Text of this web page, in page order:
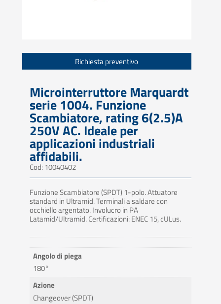
Richiesta preventivo
Microinterruttore Marquardt
serie 1004. Funzione
Scambiatore, rating 6(2.5)A
250V AC. Ideale per
applicazioni industriali
affidabili.
Cod: 10040402
Funzione Scambiatore (SPDT) 1-polo. Attuatore
standard in Ultramid. Terminali a saldare con
occhiello argentato. Involucro in PA
Latamid/Ultramid. Certificazioni: ENEC 15, cULus.
Angolo di piega
180°
Azione
Changeover (SPDT)